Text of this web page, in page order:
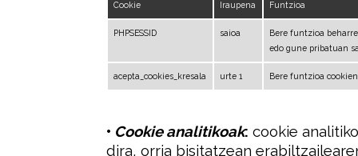
Cookie Iraupena Funtzioa
PHPSESSID saioa
Bere funtzioa
edo gune pribatuan
acepta_cookies_kresala urte 1 Bere funtzioa
• Cookie analitikoak: cookie
dira, orria bisitatzean